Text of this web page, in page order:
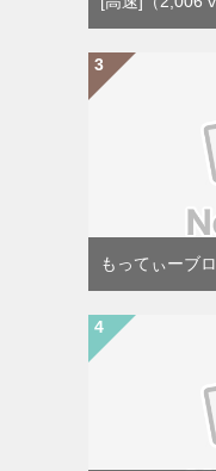
もってぃーブ